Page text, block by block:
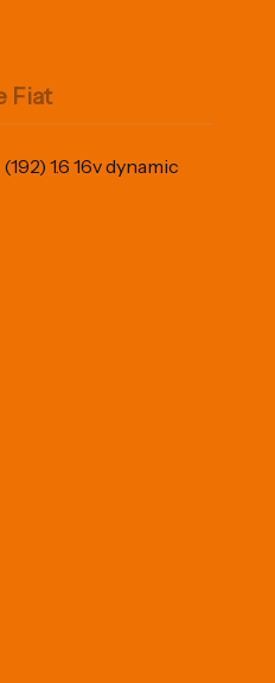
Fiat
1.6 16v dynamic